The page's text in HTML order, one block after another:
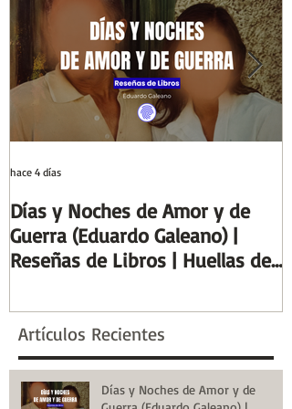
Días y Noches de Amor y de
Guerra (Eduardo Galeano) |
Reseñas de Libros | Huellas de
hace 4 días
Artículos Recientes
Días y Noches de Amor y de